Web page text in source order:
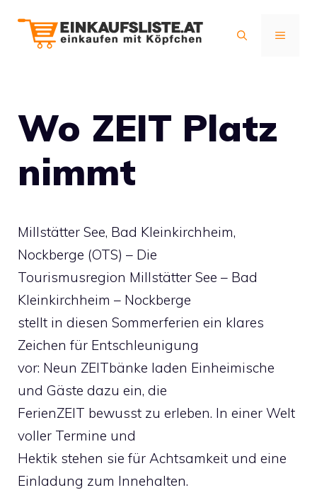
Inhalt
MENÜ
Wo ZEIT Platz
nimmt
Millstätter See, Bad Kleinkirchheim,
Nockberge (OTS) – Die
Tourismusregion Millstätter See – Bad
Kleinkirchheim – Nockberge
stellt in diesen Sommerferien ein klares
Zeichen für Entschleunigung
vor: Neun ZEITbänke laden Einheimische
und Gäste dazu ein, die
FerienZEIT bewusst zu erleben. In einer Welt
voller Termine und
Hektik stehen sie für Achtsamkeit und eine
Einladung zum Innehalten.